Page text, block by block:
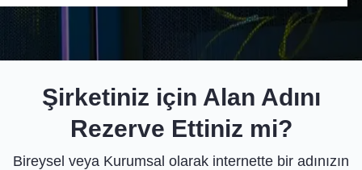
Şirketiniz için Alan Adını
Rezerve Ettiniz mi?
Bireysel veya Kurumsal olarak internette bir adınızın